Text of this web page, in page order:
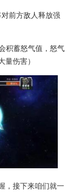
对前方敌人释放强
积蓄怒气值，怒气
量伤害）
，接下来咱们就一